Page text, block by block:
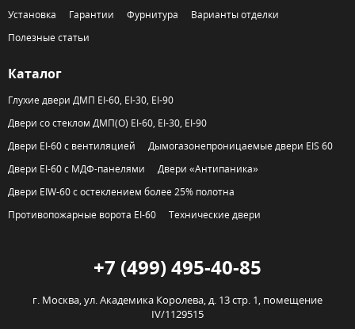
Установка
Гарантии Фурнитура
Варианты отделки
Полезные статьи
Каталог
Глухие двери ДМП EI-60, EI-30, EI-90
Двери со стеклом ДМП(О) EI-60, EI-30, EI-90
Двери EI-60 с вентиляцией
Дымогазонепроницаемые двери EIS 60
Двери EI-60 с МДФ-панелями
Двери «Антипаника»
Двери EIW-60 с остеклением более 25% полотна
Противопожарные ворота EI-60
Технические двери
+7 (499) 495-40-85
г. Москва,ул. Академика Королева, д. 13 стр. 1, помещение
IV/1129515